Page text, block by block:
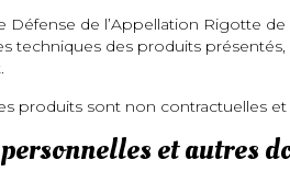
Défense de l’Appellation Rigotte
techniques des produits
produits sont non contractuelles
et autres